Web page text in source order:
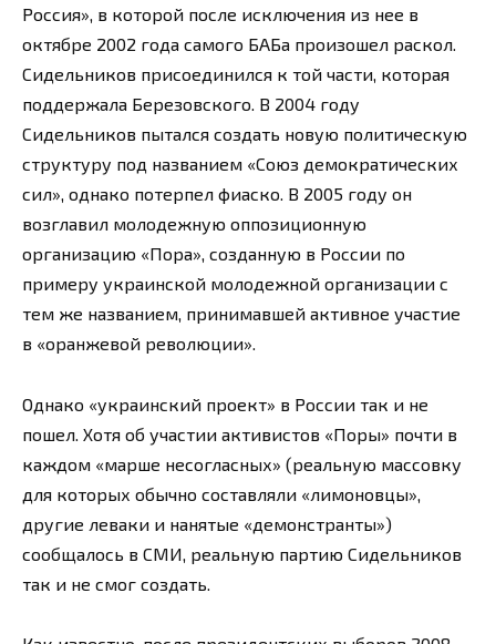
Россия», в которой после исключения из нее в
октябре 2002 года самого БАБа произошел раскол.
Сидельников присоединился к той части, которая
поддержала Березовского. В 2004 году
Сидельников пытался создать новую политическую
структуру под названием «Союз демократических
сил», однако потерпел фиаско. В 2005 году он
возглавил молодежную оппозиционную
организацию «Пора», созданную в России по
примеру украинской молодежной организации с
тем же названием, принимавшей активное участие
в «оранжевой революции».
Однако «украинский проект» в России так и не
пошел. Хотя об участии активистов «Поры» почти в
каждом «марше несогласных» (реальную массовку
для которых обычно составляли «лимоновцы»,
другие леваки и нанятые «демонстранты»)
сообщалось в СМИ, реальную партию Сидельников
так и не смог создать.